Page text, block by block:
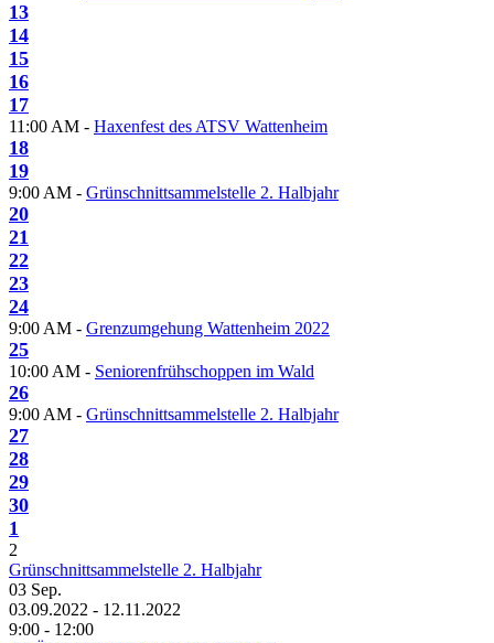
13
14
15
16
17
11:00 AM - Haxenfest des ATSV Wattenheim
18
19
9:00 AM - Grünschnittsammelstelle 2. Halbjahr
20
21
22
23
24
9:00 AM - Grenzumgehung Wattenheim 2022
25
10:00 AM - Seniorenfrühschoppen im Wald
26
9:00 AM - Grünschnittsammelstelle 2. Halbjahr
27
28
29
30
1
2
Grünschnittsammelstelle 2. Halbjahr
03 Sep.
03.09.2022 - 12.11.2022
9:00 - 12:00